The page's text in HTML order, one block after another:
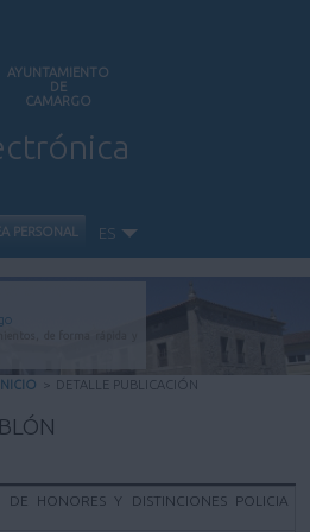
AYUNTAMIENTO
DE
CAMARGO
INICIO
PÚBLICA
CIUDADANA
DE DOCUMENTOS
PERSONAL ES
INICIO > DETALLE PUBLICACIÓN
DE HONORES Y DISTINCIONES POLICIA